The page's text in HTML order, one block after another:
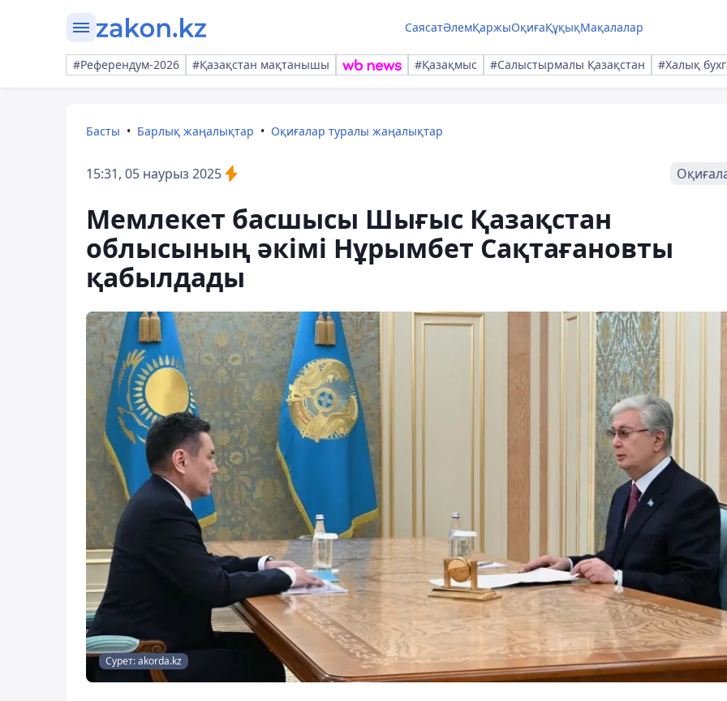
СаясатӘлемҚаржыОқиғаҚұқықМақалалар
#Референдум-2026 #Қазақстан мақтанышы #Қазақмыс #Салыстырмалы Қазақстан #Халық
Басты Барлық жаңалықтар Оқиғалар туралы жаңалықтар
15:31, 05 наурыз 2025
Мемлекет басшысы Шығыс Қазақстан
облысының әкімі Нұрымбет Сақтағановты
қабылдады
Сурет: akorda.kz